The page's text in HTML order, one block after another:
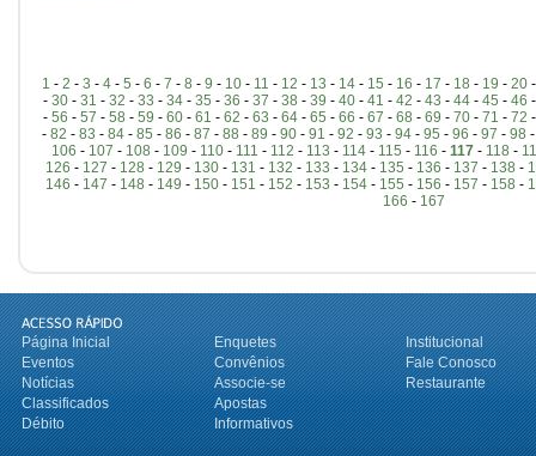
1 - 2 - 3 - 4 - 5 - 6 - 7 - 8 - 9 - 10 - 11 - 12 - 13 - 14 - 15 - 16 - 17 - 18 - 19 - 20
- 30- 31 - 32 - 33 - 34- 35 - 36 - 37 - 38 - 39 - 40- 41 - 42 - 43 - 44- 45 - 46
- 56 - 57 - 58 - 59 - 60- 61 - 62 - 63 - 64- 65 - 66 - 67 - 68 - 69 - 70- 71 - 72
- 82 - 83 - 84 - 85 - 86 - 87 - 88 - 89 - 90 - 91 - 92 - 93 - 94 - 95 - 96 - 97 - 98
106 - 107 - 108 - 109 - 110 - 111 - 112 - 113 - 114 - 115 - 116 - 117 - 118 -
126 - 127 - 128 - 129 - 130- 131 - 132 - 133 - 134- 135 - 136 - 137 - 138 -
146 - 147 - 148 - 149 - 150- 151 - 152 - 153 - 154- 155 - 156 - 157 - 158 -
166 - 167
Página Inicial Enquetes
Institucional
Eventos
Convênios
Fale Conosco
Notícias
Associe-se
Restaurante
Classificados
Apostas
Débito
Informativos